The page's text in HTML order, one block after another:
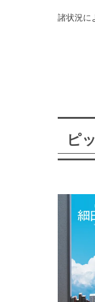
諸状況に
ピ